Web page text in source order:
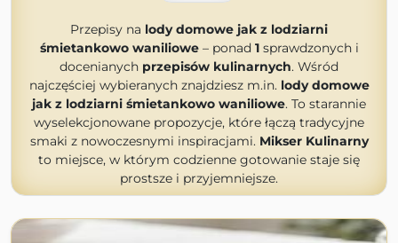
Przepisy na lody domowe jak z lodziarni
śmietankowo waniliowe– ponad 1sprawdzonych i
docenianych przepisów kulinarnych. Wśród
najczęściej wybieranych znajdziesz m.in. lody domowe
jak z lodziarni śmietankowo waniliowe. To starannie
wyselekcjonowane propozycje, które łączą tradycyjne
smaki z nowoczesnymi inspiracjami. Mikser Kulinarny
to miejsce, w którym codzienne gotowanie staje się
prostsze i przyjemniejsze.